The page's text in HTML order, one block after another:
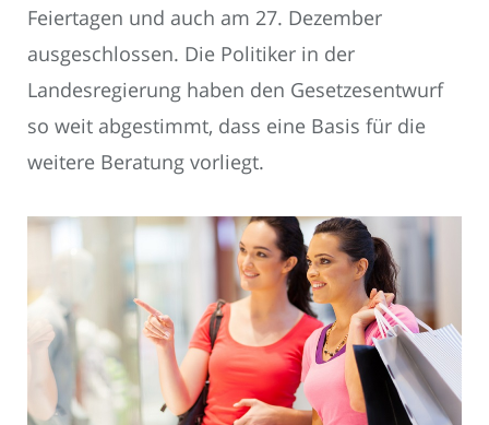
Feiertagen und auch am 27. Dezember
ausgeschlossen. Die Politiker in der
Landesregierung haben den Gesetzesentwurf
so weit abgestimmt, dass eine Basis für die
weitere Beratung vorliegt.